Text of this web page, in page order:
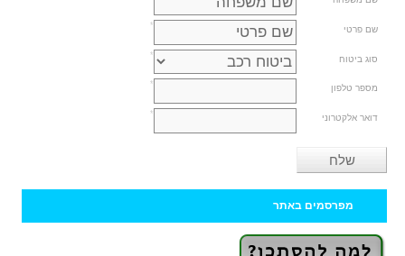
שם פרטי *
סוג ביטוח *
מספר טלפון *
דואר אלקטרוני *
מפרסמים באתר